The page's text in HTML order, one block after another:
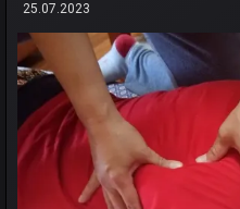
25.07.2023